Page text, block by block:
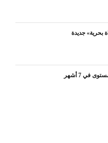
جديدة
في 7 أشهر